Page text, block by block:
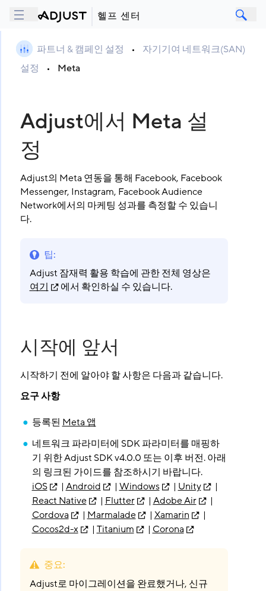
헬프 센터
파트너 & 캠페인 설정 •
자기기여 네트워크(SAN)
설정
• Meta
Adjust에서 Meta 설
정
Adjust의 Meta 연동을 통해 Facebook, Facebook
Messenger, Instagram, Facebook Audience
Network에서의 마케팅 성과를 측정할 수 있습니
다.
팁:
Adjust 잠재력 활용 학습에 관한 전체 영상은
여기
에서 확인하실 수 있습니다.
시작에 앞서
시작하기 전에 알아야 할 사항은 다음과 같습니다.
요구 사항
등록된 Meta 앱
네트워크 파라미터에 SDK 파라미터를 매핑하
기 위한 Adjust SDK v4.0.0 또는 이후 버전. 아래
의 링크된 가이드를 참조하시기 바랍니다.
iOS
| Android | Windows | Unity
|
React Native
| Flutter | Adobe Air
|
Cordova
| Marmalade | Xamarin
|
Cocos2d-x
| Titanium | Corona
중요:
Adjust로 마이그레이션을 완료했거나, 신규